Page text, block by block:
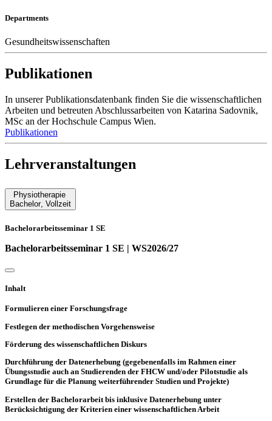
Departments
Gesundheitswissenschaften
Publikationen
In unserer Publikationsdatenbank finden Sie die wissenschaftlichen
Arbeiten und betreuten Abschlussarbeiten von Katarina Sadovnik,
MSc an der Hochschule Campus Wien.
Publikationen
Lehrveranstaltungen
Physiotherapie
Bachelor, Vollzeit
Bachelorarbeitsseminar 1 SE
Bachelorarbeitsseminar 1 SE | WS2026/27
Inhalt
Formulieren einer Forschungsfrage
Festlegen der methodischen Vorgehensweise
Förderung des wissenschaftlichen Diskurs
Durchführung der Datenerhebung (gegebenenfalls im Rahmen einer
Übungsstudie auch an Studierenden der FHCW und/oder Pilotstudie als
Grundlage für die Planung weiterführender Studien und Projekte)
Erstellen der Bachelorarbeit bis inklusive Datenerhebung unter
Berücksichtigung der Kriterien einer wissenschaftlichen Arbeit